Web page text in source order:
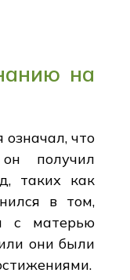
на
означал, что
получил
таких как
в том,
с матерью
они были